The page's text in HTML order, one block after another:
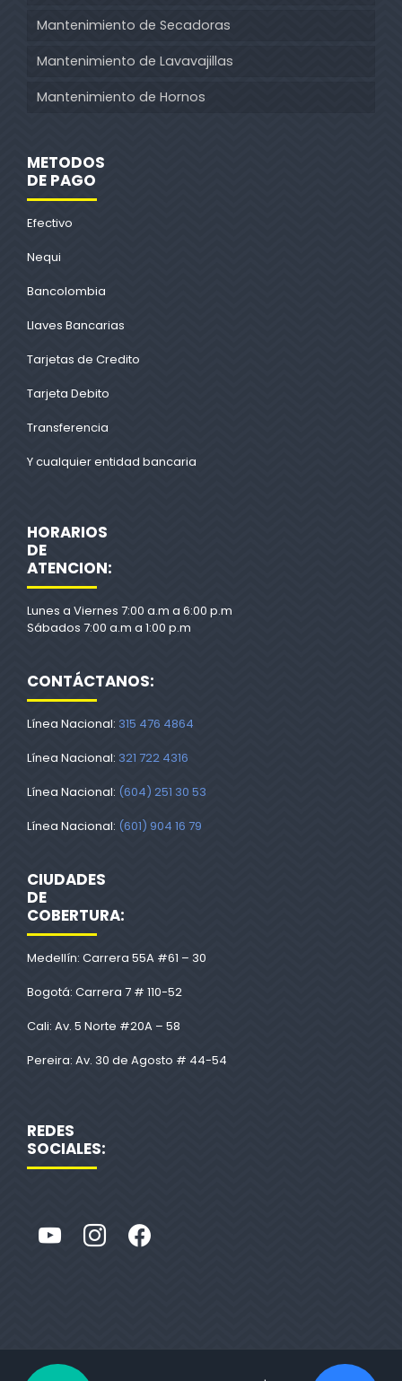
Mantenimiento de Secadoras
Mantenimiento de Lavavajillas
Mantenimiento de Hornos
METODOS
DE PAGO
Efectivo
Nequi
Bancolombia
Llaves Bancarias
Tarjetas de Credito
Tarjeta Debito
Transferencia
Y cualquier entidad bancaria
HORARIOS
DE
ATENCION:
Lunes a Viernes 7:00 a.m a 6:00 p.m
Sábados 7:00 a.m a 1:00 p.m
CONTÁCTANOS:
Línea Nacional: 315 476 4864
Línea Nacional: 321 722 4316
Línea Nacional: (604) 251 30 53
Línea Nacional: (601) 904 16 79
CIUDADES
DE
COBERTURA:
Medellín: Carrera 55A #61 – 30
Bogotá: Carrera 7 # 110-52
Cali: Av. 5 Norte #20A – 58
Pereira: Av. 30 de Agosto # 44-54
REDES
SOCIALES: